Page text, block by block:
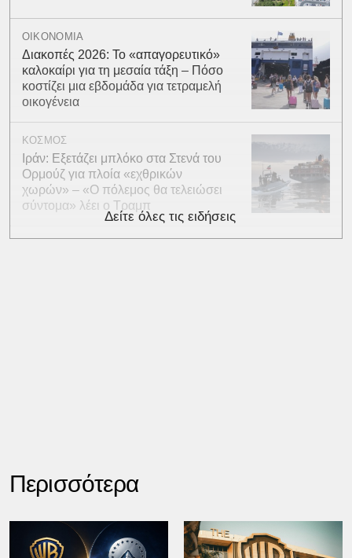
ΟΙΚΟΝΟΜΙΑ
Διακοπές 2026: Το «απαγορευτικό»
καλοκαίρι για τη μεσαία τάξη – Πόσο
κοστίζει μια εβδομάδα για τετραμελή
οικογένεια
ΚΟΣΜΟΣ
Ιράν: Εξετάζει μπλόκο στα Στενά του
Ορμούζ για πλοία «εχθρικών
χωρών» – «Ο πόλεμος θα τελειώσει
σύντομα» λέει ο Τραμπ
Δείτε όλες τις ειδήσεις
Περισσότερα